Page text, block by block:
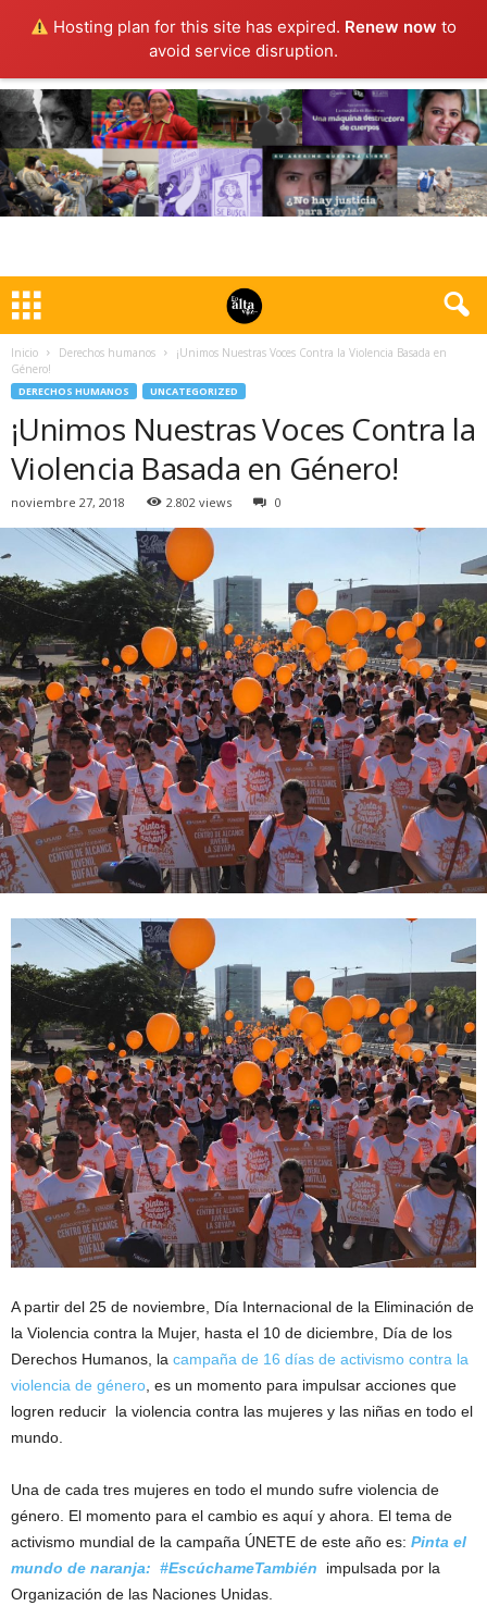
Hosting plan for this site has expired. Renew now to
avoid service disruption.
Inicio Derechos humanos
¡Unimos Nuestras Voces Contra la Violencia Basada en
Género!
DERECHOS HUMANOS UNCATEGORIZED
¡Unimos Nuestras Voces Contra la
Violencia Basada en Género!
noviembre 27, 2018 2.802 views 0
A partir del 25 de noviembre, Día Internacional de la Eliminación de
la Violencia contra la Mujer, hasta el 10 de diciembre, Día de los
Derechos Humanos, la campaña de 16 días de activismo contra la
violencia de género , es un momento para impulsar acciones que
logren reducir la violencia contra las mujeres y las niñas en todo el
mundo.
Una de cada tres mujeres en todo el mundo sufre violencia de
género. El momento para el cambio es aquí y ahora. El tema de
activismo mundial de la campaña ÚNETE de este año es: Pinta el
mundo de naranja: #EscúchameTambién impulsada por la
Organización de las Naciones Unidas.